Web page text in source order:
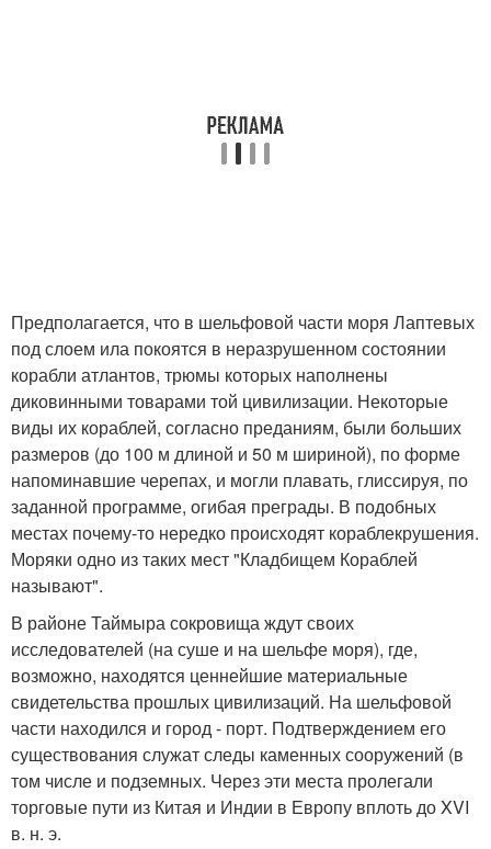
Предполагается, что в шельфовой части моря Лаптевых
под слоем ила покоятся в неразрушенном состоянии
корабли атлантов, трюмы которых наполнены
диковинными товарами той цивилизации. Некоторые
виды их кораблей, согласно преданиям, были больших
размеров (до 100 м длиной и 50 м шириной), по форме
напоминавшие черепах, и могли плавать, глиссируя, по
заданной программе, огибая преграды. В подобных
местах почему-то нередко происходят кораблекрушения.
Моряки одно из таких мест "Кладбищем Кораблей
называют".
В районе Таймыра сокровища ждут своих
исследователей (на суше и на шельфе моря), где,
возможно, находятся ценнейшие материальные
свидетельства прошлых цивилизаций. На шельфовой
части находился и город - порт. Подтверждением его
существования служат следы каменных сооружений (в
том числе и подземных. Через эти места пролегали
торговые пути из Китая и Индии в Европу вплоть до XVI
в. н. э.